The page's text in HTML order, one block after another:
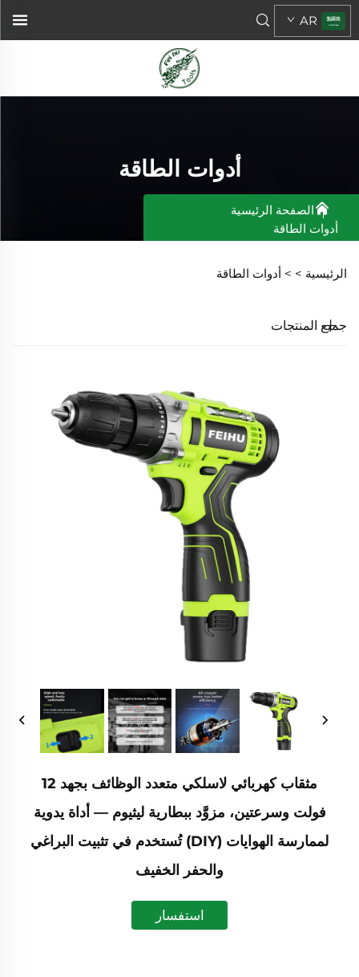
AR
أدوات الطاقة
الصفحة الرئيسية
أدوات الطاقة
الرئيسية > > أدوات الطاقة
جميع المنتجات
مثقاب كهربائي لاسلكي متعدد الوظائف بجهد 12
فولت وسرعتين، مزوَّد ببطارية ليثيوم — أداة يدوية
لممارسة الهوايات (DIY) تُستخدم في تثبيت البراغي
والحفر الخفيف
استفسار